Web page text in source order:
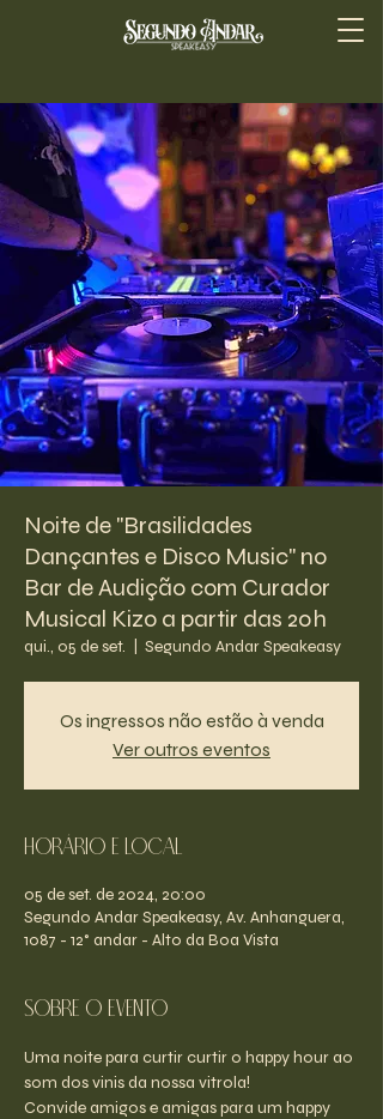
Noite de "Brasilidades
Dançantes e Disco Music" no
Bar de Audição com Curador
Musical Kizo a partir das 20h
qui., 05 de set. Segundo Andar Speakeasy
Os ingressos não estão à venda
Ver outros eventos
Horário e Local
05 de set. de 2024, 20:00
Segundo Andar Speakeasy, Av. Anhanguera,
1087 - 12° andar - Alto da Boa Vista
Sobre o evento
Uma noite para curtir curtir o happy hour ao
som dos vinis da nossa vitrola!
Convide amigos e amigas para um happy